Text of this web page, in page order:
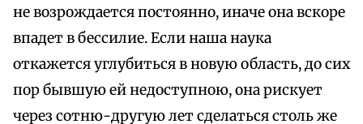
не возрождается постоянно, иначе она вскоре
впадет в бессилие. Если наша наука
откажется углубиться в новую область, до сих
пор бывшую ей недоступною, она рискует
через сотню-другую лет сделаться столь же